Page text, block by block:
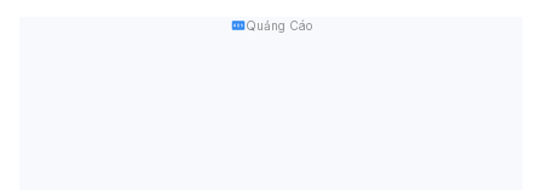
Quảng Cáo